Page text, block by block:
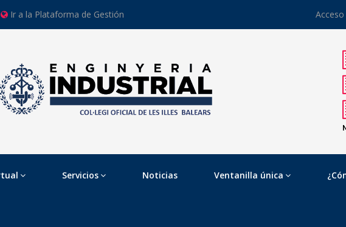
Ir a la Plataforma de Gestión
Servicios Noticias Ventanilla única